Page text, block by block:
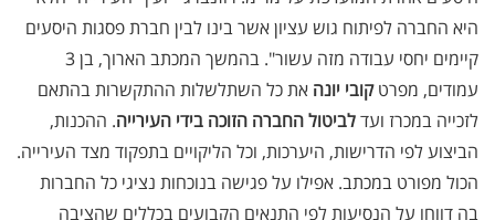
היא החברה לפיתוח גוש עציון אשר בינו לבין חברת פסגות היסעים
קיימים יחסי עבודה מזה עשור". בהמשך המכתב הארוך, בן 3
עמודים, מפרטקובי יונה את כל השתלשלות ההתקשרות בהתאם
לזכייה במכרז ועדלביטול החברה הזוכה בידי העירייה. ההכנות,
הביצוע לפי הדרישות, היערכות, וכל הליקויים בתפקוד מצד העירייה.
הכול מפורט במכתב. אפילו על פגישה בנוכחות נציגי כל החברות
בה דווחו על הנסיעות לפי התנאים הקבועים בכללים שהציבה